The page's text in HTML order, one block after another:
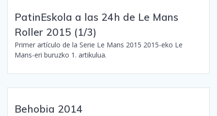
PatinEskola a las 24h de Le Mans
Roller 2015 (1/3)
Primer artículo de la Serie Le Mans 2015 2015-eko Le
Mans-eri buruzko 1. artikulua.
Behobia 2014